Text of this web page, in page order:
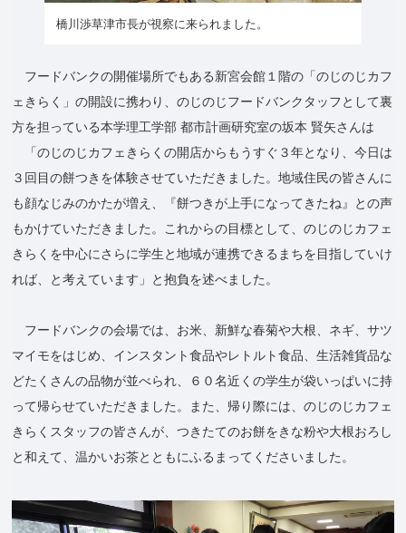
橋川渉草津市長が視察に来られました。
フードバンクの開催場所でもある新宮会館１階の「のじのじカフ
ェきらく」の開設に携わり、のじのじフードバンクタッフとして裏
方を担っている本学理工学部 都市計画研究室の坂本 賢矢さんは
「のじのじカフェきらくの開店からもうすぐ３年となり、今日は
３回目の餅つきを体験させていただきました。地域住民の皆さんに
も顔なじみのかたが増え、『餅つきが上手になってきたね』との声
もかけていただきました。これからの目標として、のじのじカフェ
きらくを中心にさらに学生と地域が連携できるまちを目指していけ
れば、と考えています」と抱負を述べました。
フードバンクの会場では、お米、新鮮な春菊や大根、ネギ、サツ
マイモをはじめ、インスタント食品やレトルト食品、生活雑貨品な
どたくさんの品物が並べられ、６０名近くの学生が袋いっぱいに持
って帰らせていただきました。また、帰り際には、のじのじカフェ
きらくスタッフの皆さんが、つきたてのお餅をきな粉や大根おろし
と和えて、温かいお茶とともにふるまってくださいました。